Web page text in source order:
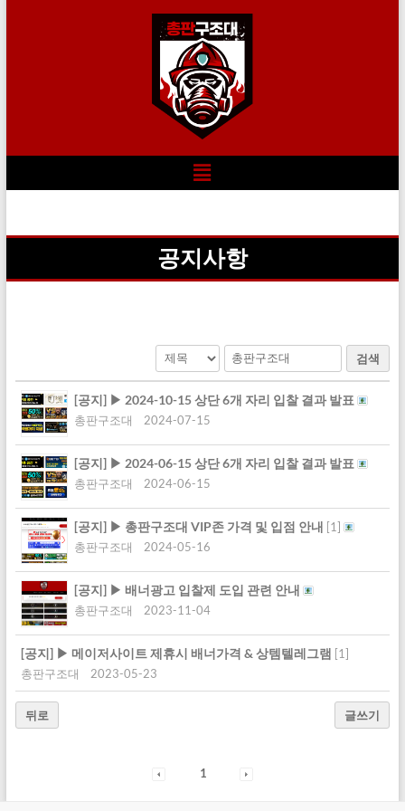
공지사항
검색
[공지] ▶ 2024-10-15 상단 6개 자리 입찰 결과 발표
총판구조대 2024-07-15
[공지] ▶ 2024-06-15 상단 6개 자리 입찰 결과 발표
총판구조대 2024-06-15
[공지] ▶ 총판구조대 VIP존 가격 및 입점 안내 [1]
총판구조대
2024-05-16
[공지] ▶ 배너광고 입찰제 도입 관련 안내
총판구조대 2023-11-04
[공지] ▶ 메이저사이트 제휴시 배너가격 & 상템텔레그램 [1]
총판구조대
2023-05-23
뒤로 글쓰기
1